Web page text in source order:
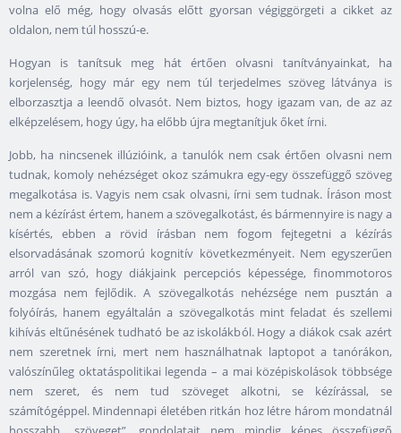
volna elő még, hogy olvasás előtt gyorsan végiggörgeti a cikket az
oldalon, nem túl hosszú-e.
Hogyan is tanítsuk meg hát értően olvasni tanítványainkat, ha
korjelenség, hogy már egy nem túl terjedelmes szöveg látványa is
elborzasztja a leendő olvasót. Nem biztos, hogy igazam van, de az az
elképzelésem, hogy úgy, ha előbb újra megtanítjuk őket írni.
Jobb, ha nincsenek illúzióink, a tanulók nem csak értően olvasni nem
tudnak, komoly nehézséget okoz számukra egy-egy összefüggő szöveg
megalkotása is. Vagyis nem csak olvasni, írni sem tudnak. Íráson most
nem a kézírást értem, hanem a szövegalkotást, és bármennyire is nagy a
kísértés, ebben a rövid írásban nem fogom fejtegetni a kézírás
elsorvadásának szomorú kognitív következményeit. Nem egyszerűen
arról van szó, hogy diákjaink percepciós képessége, finommotoros
mozgása nem fejlődik. A szövegalkotás nehézsége nem pusztán a
folyóírás, hanem egyáltalán a szövegalkotás mint feladat és szellemi
kihívás eltűnésének tudható be az iskolákból. Hogy a diákok csak azért
nem szeretnek írni, mert nem használhatnak laptopot a tanórákon,
valószínűleg oktatáspolitikai legenda – a mai középiskolások többsége
nem szeret, és nem tud szöveget alkotni, se kézírással, se
számítógéppel. Mindennapi életében ritkán hoz létre három mondatnál